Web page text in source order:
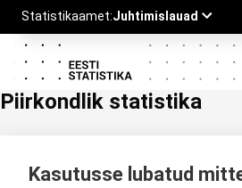
Piirkondlik statistika
Kasutusse lubatud